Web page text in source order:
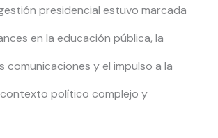
presidencial estuvo marcada
en la educación pública, la
comunicaciones y el impulso a la
político complejo y